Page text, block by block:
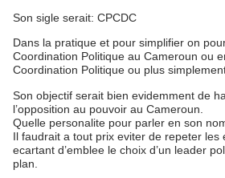
Son sigle serait: CPCDC
Dans la pratique et pour simplifier on
Coordination Politique au Cameroun ou
Coordination Politique ou plus
Son objectif serait bien evidemment de
l’opposition au pouvoir au Cameroun.
Quelle personalite pour parler en son
Il faudrait a tout prix eviter de repeter les
ecartant d’emblee le choix d’un leader
plan.